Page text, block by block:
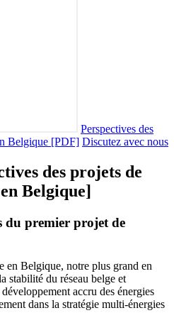
Perspectives des
Belgique [PDF] Discutez avec nous
des projets de
Belgique]
du premier projet de
en Belgique, notre plus grand en
stabilité du réseau belge et
accru des énergies
dans la stratégie multi-énergies